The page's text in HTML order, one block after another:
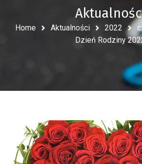
Home Aktualności 2022
Dzień Rodziny